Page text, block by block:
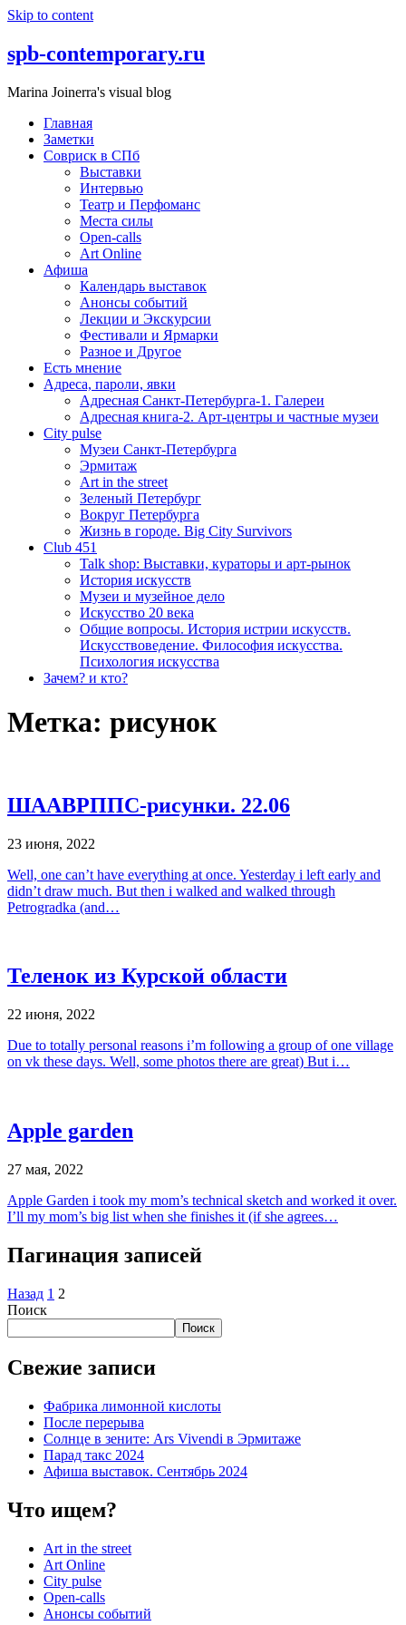
Skip to content
spb-contemporary.ru
Marina Joinerra's visual blog
Главная
Заметки
Совриск в СПб
Выставки
Интервью
Театр и Перфоманс
Места силы
Open-calls
Art Online
Афиша
Календарь выставок
Анонсы событий
Лекции и Экскурсии
Фестивали и Ярмарки
Разное и Другое
Есть мнение
Адреса, пароли, явки
Адресная Санкт-Петербурга-1. Галереи
Адресная книга-2. Арт-центры и частные музеи
City pulse
Музеи Санкт-Петербурга
Эрмитаж
Art in the street
Зеленый Петербург
Вокруг Петербурга
Жизнь в городе. Big City Survivors
Club 451
Talk shop: Выставки, кураторы и арт-рынок
История искусств
Музеи и музейное дело
Искусство 20 века
Общие вопросы. История истрии искусств.
Искусствоведение. Философия искусства.
Психология искусства
Зачем? и кто?
Метка: рисунок
ШААВРППС-рисунки. 22.06
23 июня, 2022
Well, one can’t have everything at once. Yesterday i left early and
didn’t draw much. But then i walked and walked through
Petrogradka (and…
Теленок из Курской области
22 июня, 2022
Due to totally personal reasons i’m following a group of one village
on vk these days. Well, some photos there are great) But i…
Apple garden
27 мая, 2022
Apple Garden i took my mom’s technical sketch and worked it over.
I’ll my mom’s big list when she finishes it (if she agrees…
Пагинация записей
Назад 1 2
Поиск
Поиск
Свежие записи
Фабрика лимонной кислоты
После перерыва
Солнце в зените: Ars Vivendi в Эрмитаже
Парад такс 2024
Афиша выставок. Сентябрь 2024
Что ищем?
Art in the street
Art Online
City pulse
Open-calls
Анонсы событий